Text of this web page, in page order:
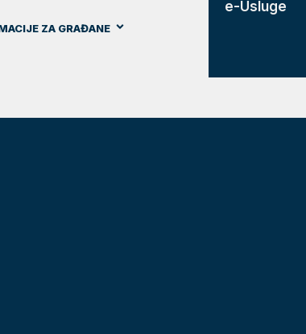
ZA GRAĐANE
e-Usluge